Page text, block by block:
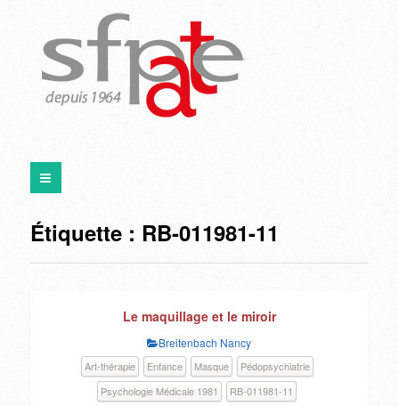
Étiquette : RB-011981-11
Le maquillage et le miroir
Breitenbach Nancy
Art-thérapie Enfance Masque
Pédopsychiatrie
Psychologie Médicale 1981
RB-011981-11